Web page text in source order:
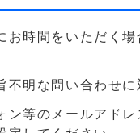
お時間をいただく
不明な問い合わせ
ン等のメールアド